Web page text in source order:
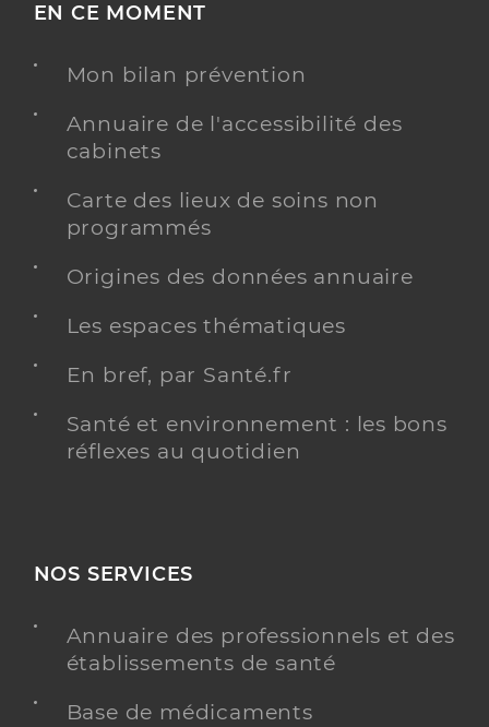
EN CE MOMENT
Mon bilan prévention
Annuaire de l'accessibilité des
cabinets
Carte des lieux de soins non
programmés
Origines des données annuaire
Les espaces thématiques
En bref, par Santé.fr
Santé et environnement : les bons
réflexes au quotidien
NOS SERVICES
Annuaire des professionnels et des
établissements de santé
Base de médicaments